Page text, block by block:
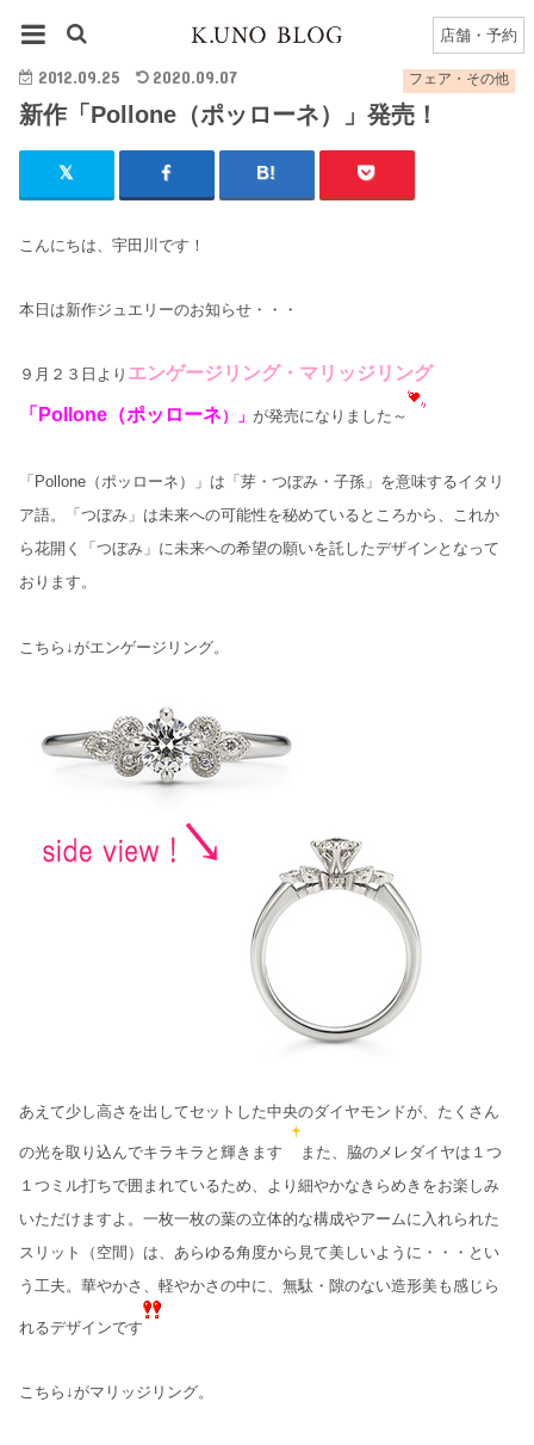
店舗・予約
フェア・その他
2012.09.25 2020.09.07
新作「Pollone（ポッローネ）」発売！
こんにちは、宇田川です！
本日は新作ジュエリーのお知らせ・・・
９月２３日より エンゲージリング・マリッジリング
「Pollone（ポッローネ ）」が発売になりました～
「Pollone（ポッローネ）」は「芽・つぼみ・子孫」を意味するイタリ
ア語。「つぼみ」は未来への可能性を秘めているところから、これか
ら花開く「つぼみ」に未来への希望の願いを託したデザインとなって
おります。
こちら↓がエンゲージリング。
あえて少し高さを出してセットした中央のダイヤモンドが、たくさん
の光を取り込んでキラキラと輝きます
また、脇のメレダイヤは１つ
１つミル打ちで囲まれているため、より細やかなきらめきをお楽しみ
いただけますよ。一枚一枚の葉の立体的な構成やアームに入れられた
スリット（空間）は、あらゆる角度から見て美しいように・・・とい
う工夫。華やかさ、軽やかさの中に、無駄・隙のない造形美も感じら
れるデザインです
こちら↓がマリッジリング。